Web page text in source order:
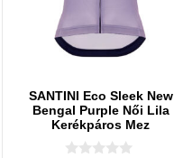
SANTINI Eco Sleek New
Bengal Purple Női Lila
Kerékpáros Mez